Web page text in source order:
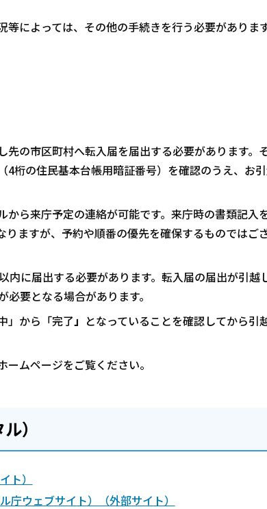
によっては、その他の手続きを行う必要がありま
の市区町村へ転入届を届出する必要があります。
桁の住民基本台帳用暗証番号）を確認のうえ、お
ら来庁予定の連絡が可能です。来庁時の書類記入
ますが、予約や順番の優先を確保するものではご
に届出する必要があります。転入届の届出が引越
要となる場合があります。
」から「完了」 となっていることを確認してから引
ムページをご覧ください。
）
ト）
庁ウェブサイト）（外部サイト）